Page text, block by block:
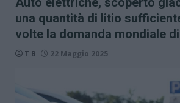
una quantità di litio
volte la domanda mondiale
T B 22 Maggio 2025